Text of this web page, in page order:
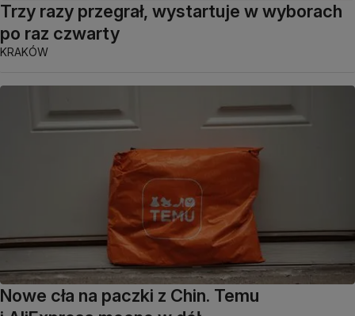
Trzy razy przegrał, wystartuje w wyborach
po raz czwarty
KRAKÓW
Nowe cła na paczki z Chin. Temu